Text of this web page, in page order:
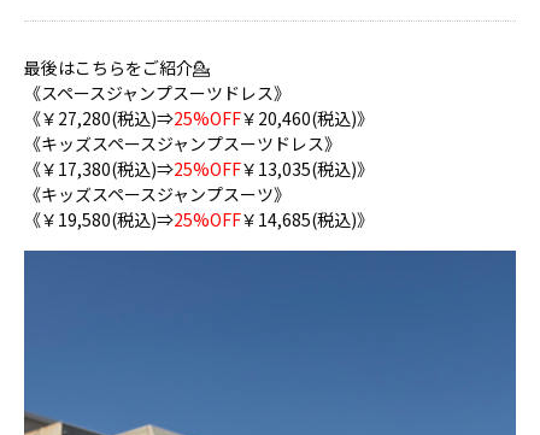
最後はこちらをご紹介💁
《スペースジャンプスーツドレス》
《￥27,280(税込)⇒25%OFF￥20,460(税込)》
《キッズスペースジャンプスーツドレス》
《￥17,380(税込)⇒25%OFF￥13,035(税込)》
《キッズスペースジャンプスーツ》
《￥19,580(税込)⇒25%OFF￥14,685(税込)》